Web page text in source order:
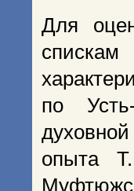
Для
по
опыта